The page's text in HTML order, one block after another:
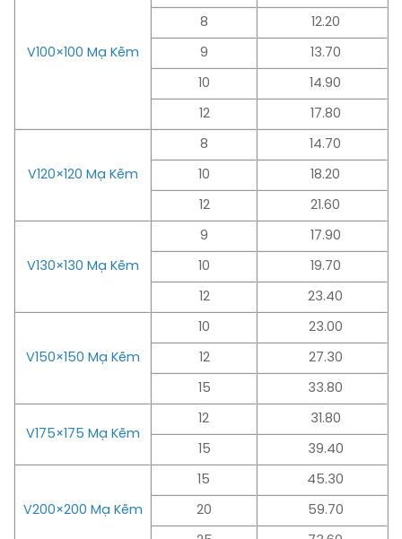
V100×100 Mạ Kẽm
8 12.20
9 13.70
10 14.90
12 17.80
V120×120 Mạ Kẽm
8 14.70
10 18.20
12 21.60
V130×130 Mạ Kẽm
9 17.90
10 19.70
12 23.40
V150×150 Mạ Kẽm
10 23.00
12 27.30
15 33.80
V175×175 Mạ Kẽm
12 31.80
15 39.40
V200×200 Mạ Kẽm
15 45.30
20 59.70